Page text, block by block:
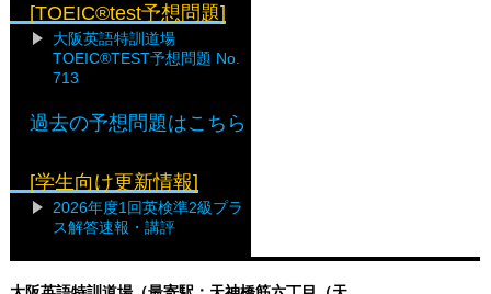
[TOEIC®test予想問題]
大阪英語特訓道場
TOEIC®TEST予想問題 No.
713
過去の予想問題はこちら
[学生向け更新情報]
2026年度1回英検準2級プラ
ス解答速報・講評